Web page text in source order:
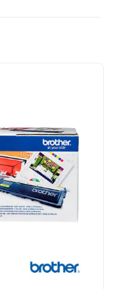
a la
lista de
deseos